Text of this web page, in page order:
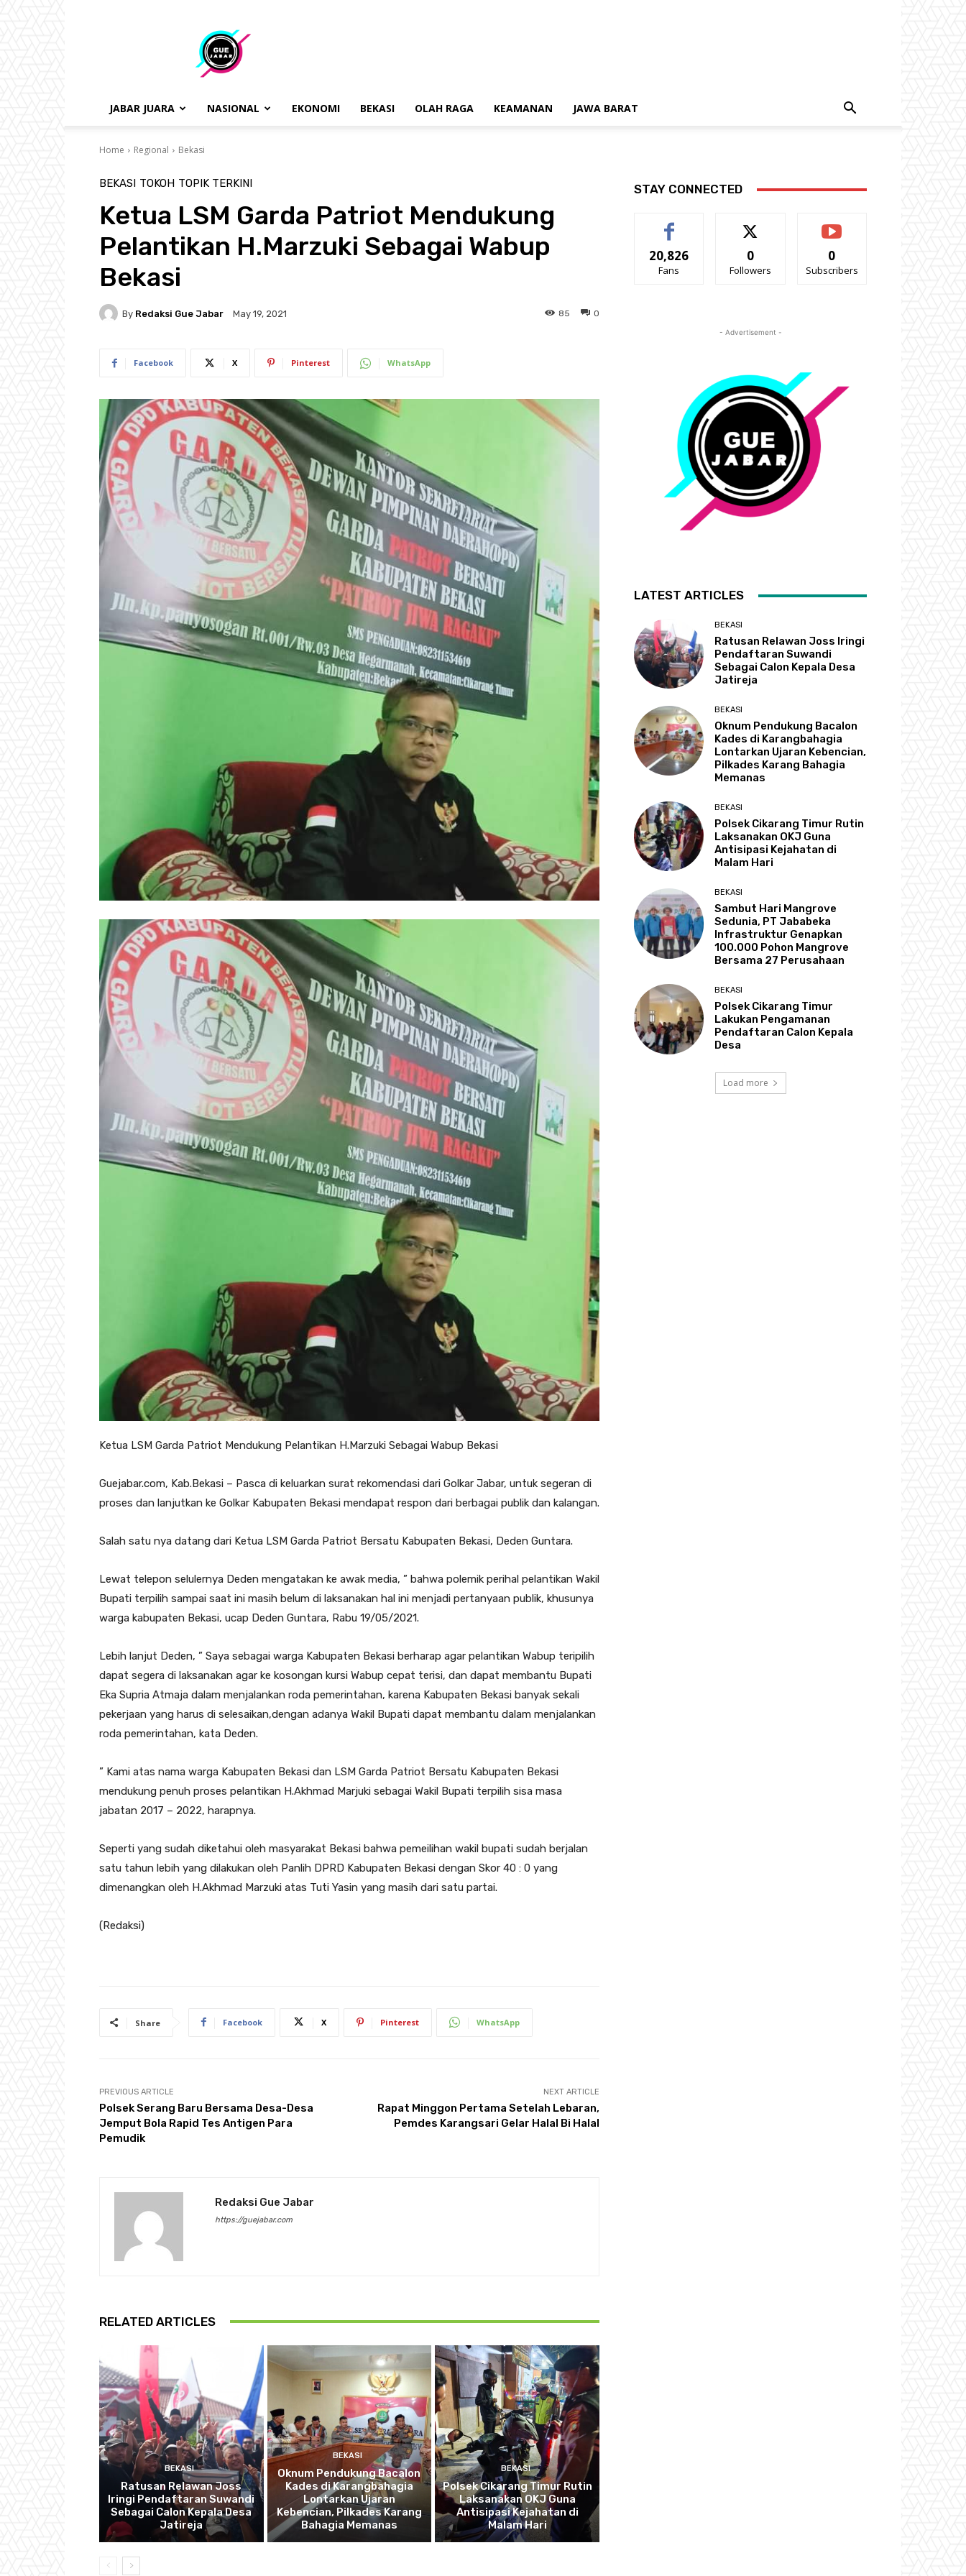
gue
jabar
JABAR JUARA NASIONAL EKONOMI BEKASI OLAH RAGA KEAMANAN JAWA BARAT
Home Regional Bekasi
BEKASI TOKOH TOPIK TERKINI
Ketua LSM Garda Patriot Mendukung
Pelantikan H.Marzuki Sebagai Wabup
Bekasi
By Redaksi Gue Jabar May 19, 2021 0
85
Facebook X Pinterest WhatsApp
Ketua LSM Garda Patriot Mendukung Pelantikan H.Marzuki Sebagai Wabup Bekasi
Guejabar.com, Kab.Bekasi – Pasca di keluarkan surat rekomendasi dari Golkar Jabar, untuk segeran di
proses dan lanjutkan ke Golkar Kabupaten Bekasi mendapat respon dari berbagai publik dan kalangan.
Salah satu nya datang dari Ketua LSM Garda Patriot Bersatu Kabupaten Bekasi, Deden Guntara.
Lewat telepon selulernya Deden mengatakan ke awak media, ” bahwa polemik perihal pelantikan Wakil
Bupati terpilih sampai saat ini masih belum di laksanakan hal ini menjadi pertanyaan publik, khusunya
warga kabupaten Bekasi, ucap Deden Guntara, Rabu 19/05/2021.
Lebih lanjut Deden, ” Saya sebagai warga Kabupaten Bekasi berharap agar pelantikan Wabup teripilih
dapat segera di laksanakan agar ke kosongan kursi Wabup cepat terisi, dan dapat membantu Bupati
Eka Supria Atmaja dalam menjalankan roda pemerintahan, karena Kabupaten Bekasi banyak sekali
pekerjaan yang harus di selesaikan,dengan adanya Wakil Bupati dapat membantu dalam menjalankan
roda pemerintahan, kata Deden.
” Kami atas nama warga Kabupaten Bekasi dan LSM Garda Patriot Bersatu Kabupaten Bekasi
mendukung penuh proses pelantikan H.Akhmad Marjuki sebagai Wakil Bupati terpilih sisa masa
jabatan 2017 – 2022, harapnya.
Seperti yang sudah diketahui oleh masyarakat Bekasi bahwa pemeilihan wakil bupati sudah berjalan
satu tahun lebih yang dilakukan oleh Panlih DPRD Kabupaten Bekasi dengan Skor 40 : 0 yang
dimenangkan oleh H.Akhmad Marzuki atas Tuti Yasin yang masih dari satu partai.
(Redaksi)
Share Facebook X Pinterest WhatsApp
PREVIOUS ARTICLE
Polsek Serang Baru Bersama Desa-Desa
Jemput Bola Rapid Tes Antigen Para
Pemudik
NEXT ARTICLE
Rapat Minggon Pertama Setelah Lebaran,
Pemdes Karangsari Gelar Halal Bi Halal
Redaksi Gue Jabar
https://guejabar.com
RELATED ARTICLES
BEKASI
Ratusan Relawan Joss
Iringi Pendaftaran Suwandi
Sebagai Calon Kepala Desa
Jatireja
BEKASI
Oknum Pendukung Bacalon
Kades di Karangbahagia
Lontarkan Ujaran
Kebencian, Pilkades Karang
Bahagia Memanas
BEKASI
Polsek Cikarang Timur Rutin
Laksanakan OKJ Guna
Antisipasi Kejahatan di
Malam Hari
STAY CONNECTED
20,826
Fans
0
Followers
0
Subscribers
- Advertisement -
LATEST ARTICLES
BEKASI
Ratusan Relawan Joss Iringi
Pendaftaran Suwandi
Sebagai Calon Kepala Desa
Jatireja
BEKASI
Oknum Pendukung Bacalon
Kades di Karangbahagia
Lontarkan Ujaran Kebencian,
Pilkades Karang Bahagia
Memanas
BEKASI
Polsek Cikarang Timur Rutin
Laksanakan OKJ Guna
Antisipasi Kejahatan di
Malam Hari
BEKASI
Sambut Hari Mangrove
Sedunia, PT Jababeka
Infrastruktur Genapkan
100.000 Pohon Mangrove
Bersama 27 Perusahaan
BEKASI
Polsek Cikarang Timur
Lakukan Pengamanan
Pendaftaran Calon Kepala
Desa
Load more